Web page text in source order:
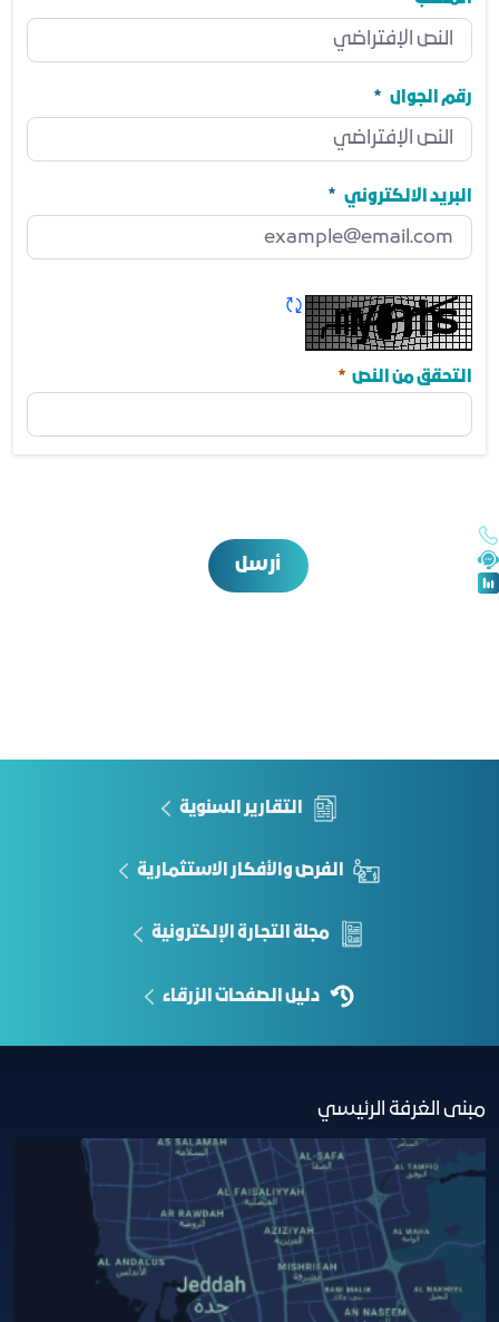
مطلوب
رقم الجوال
مطلوب
البريد الالكتروني
مطلوب
تحديث الكابتشا
التحقق من النص
أرسل
التقارير السنوية
الفرص والأفكار الاستثمارية
مجلة التجارة الإلكترونية
دليل الصفحات الزرقاء
مبنى الغرفة الرئيسي